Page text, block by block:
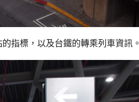
指標，以及台鐵的轉乘列車資訊。